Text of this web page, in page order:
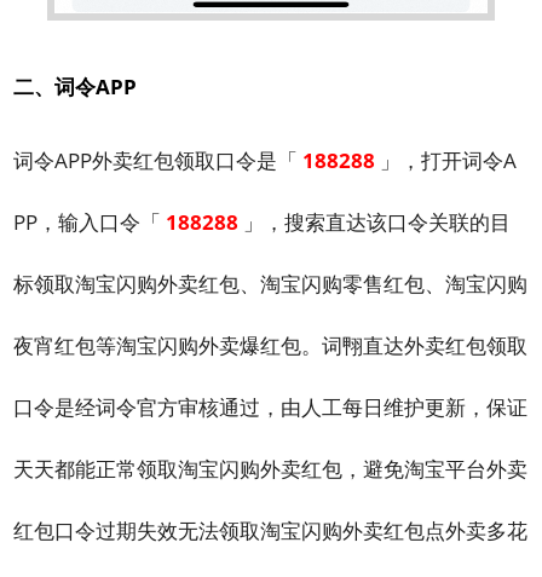
二、词令APP
词令APP外卖红包领取口令是「 188288 」，打开词令A
PP，输入口令「 188288 」，搜索直达该口令关联的目
标领取淘宝闪购外卖红包、淘宝闪购零售红包、淘宝闪购
夜宵红包等淘宝闪购外卖爆红包。词翈直达外卖红包领取
口令是经词令官方审核通过，由人工每日维护更新，保证
天天都能正常领取淘宝闪购外卖红包，避免淘宝平台外卖
红包口令过期失效无法领取淘宝闪购外卖红包点外卖多花